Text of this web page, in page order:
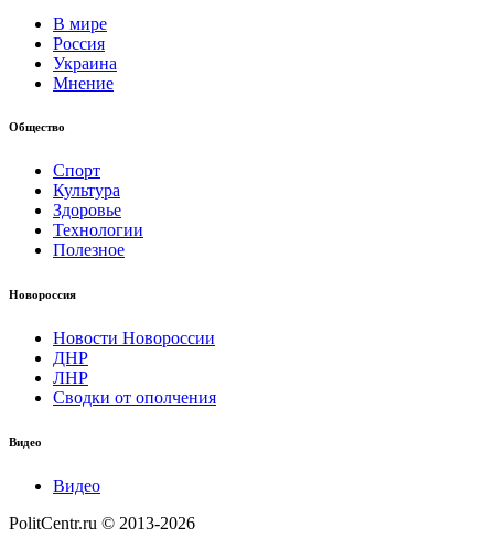
В мире
Россия
Украина
Мнение
Общество
Спорт
Культура
Здоровье
Технологии
Полезное
Новороссия
Новости Новороссии
ДНР
ЛНР
Сводки от ополчения
Видео
Видео
PolitCentr.ru © 2013-2026